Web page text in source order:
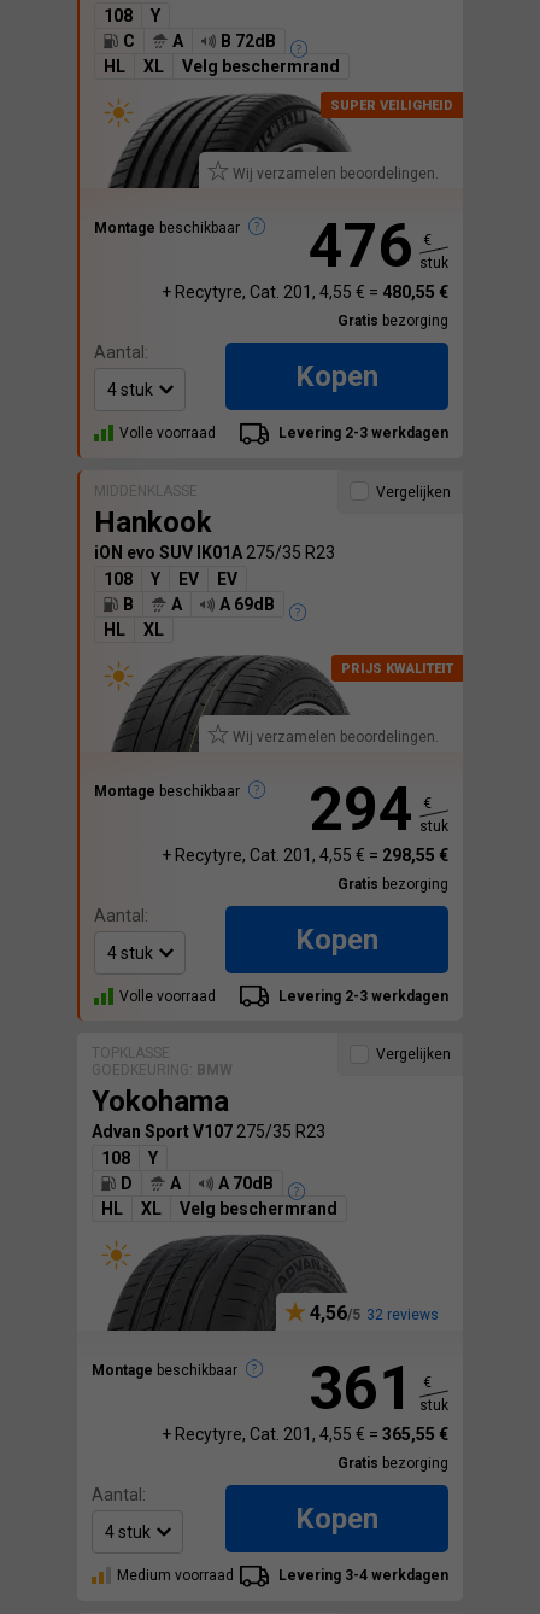
108
Y
C
A
B 72dB
HL
XL Velg beschermrand
Wij verzamelen beoordelingen.
Montage beschikbaar 476
€
stuk
+ Recytyre, Cat. 201, 4,55 € = 480,55 €
Gratis bezorging
Aantal:
Kopen
Volle voorraad Levering 2-3 werkdagen
MIDDENKLASSE
Hankook
iON evo SUV IK01A 275/35 R23
108
Y EV
EV
B
A
A 69dB
HL
XL
Wij verzamelen beoordelingen.
Montage beschikbaar
Vergelijken
294
€
stuk
+ Recytyre, Cat. 201, 4,55 € = 298,55 €
Gratis bezorging
Aantal:
Kopen
Volle voorraad Levering 2-3 werkdagen
TOPKLASSE
GOEDKEURING:
BMW
Yokohama
Advan Sport V107 275/35 R23
108
Y
D
A
A 70dB
HL
XL Velg beschermrand
4,56 32 reviews
Montage beschikbaar
Vergelijken
361
€
stuk
+ Recytyre, Cat. 201, 4,55 € = 365,55 €
Gratis bezorging
Aantal:
Kopen
Medium voorraad Levering 3-4 werkdagen